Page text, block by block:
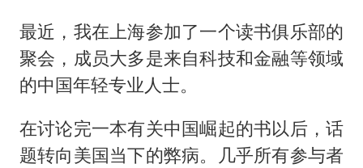
最近，我在上海参加了一个读书俱乐部的
聚会，成员大多是来自科技和金融等领域
的中国年轻专业人士。
在讨论完一本有关中国崛起的书以后，话
题转向美国当下的弊病。几乎所有参与者